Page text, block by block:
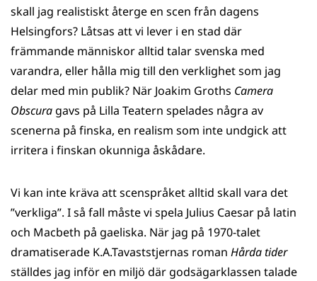
skall jag realistiskt återge en scen från dagens
Helsingfors? Låtsas att vi lever i en stad där
främmande människor alltid talar svenska med
varandra, eller hålla mig till den verklighet som jag
delar med min publik? När Joakim Groths Camera
Obscura gavs på Lilla Teatern spelades några av
scenerna på finska, en realism som inte undgick att
irritera i finskan okunniga åskådare.
Vi kan inte kräva att scenspråket alltid skall vara det
”verkliga”. I så fall måste vi spela Julius Caesar på latin
och Macbeth på gaeliska. När jag på 1970-talet
dramatiserade K.A.Tavaststjernas roman Hårda tider
ställdes jag inför en miljö där godsägarklassen talade